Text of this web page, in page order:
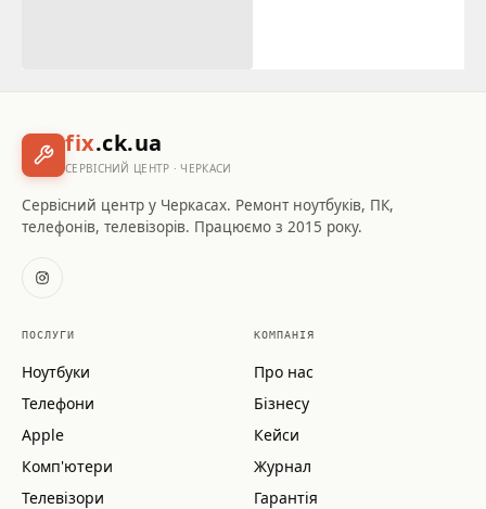
fix.ck.ua
СЕРВІСНИЙ ЦЕНТР · ЧЕРКАСИ
Сервісний центр у Черкасах. Ремонт ноутбуків, ПК,
телефонів, телевізорів. Працюємо з 2015 року.
ПОСЛУГИ
Ноутбуки
Телефони
Apple
Комп'ютери
Телевізори
КОМПАНІЯ
Про нас
Бізнесу
Кейси
Журнал
Гарантія